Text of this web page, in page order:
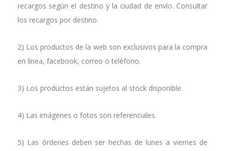
recargos según el destino y la ciudad de envío. Consultar
los recargos por destino.
2) Los productos de la web son exclusivos para la compra
en línea, facebook, correo o teléfono.
3) Los productos están sujetos al stock disponible.
4) Las imágenes o fotos son referenciales.
5) Las órdenes deben ser hechas de lunes a viernes de